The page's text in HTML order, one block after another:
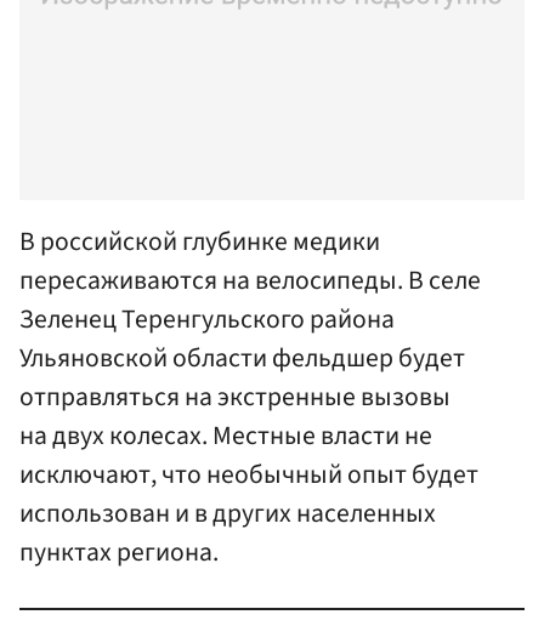
В российской глубинке медики
пересаживаются на велосипеды. В селе
Зеленец Теренгульского района
Ульяновской области фельдшер будет
отправляться на экстренные вызовы
на двух колесах. Местные власти не
исключают, что необычный опыт будет
использован и в других населенных
пунктах региона.